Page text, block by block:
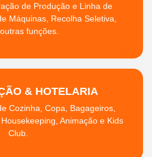
de Produção e Linha de
Máquinas, Recolha Seletiva,
funções.
& HOTELARIA
Cozinha, Copa, Bagageiros,
Animação e Kids
Club.